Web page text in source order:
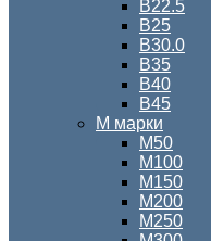
В22.5
В25
В30.0
В35
В40
В45
М марки
М50
М100
М150
М200
М250